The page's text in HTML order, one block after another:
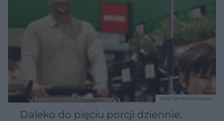
Daleko do pięciu porcji dziennie.
TEKST SPONSOROWANY